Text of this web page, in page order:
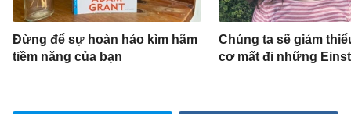
Đừng để sự hoàn hảo kìm hãm
tiềm năng của bạn
Chúng ta sẽ giảm
cơ mất đi những